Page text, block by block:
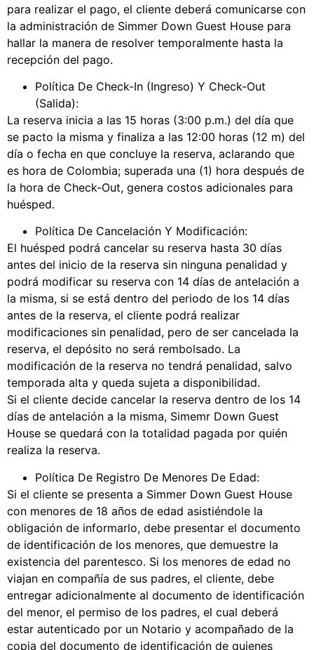
para realizar el pago, el cliente deberá comunicarse con
la administración de Simmer Down Guest House para
hallar la manera de resolver temporalmente hasta la
recepción del pago.
Política De Check-In (Ingreso) Y Check-Out
(Salida):
La reserva inicia a las 15 horas (3:00 p.m.) del día que
se pacto la misma y finaliza a las 12:00 horas (12 m) del
día o fecha en que concluye la reserva, aclarando que
es hora de Colombia; superada una (1) hora después de
la hora de Check-Out, genera costos adicionales para
huésped.
Política De Cancelación Y Modificación:
El huésped podrá cancelar su reserva hasta 30 días
antes del inicio de la reserva sin ninguna penalidad y
podrá modificar su reserva con 14 días de antelación a
la misma, si se está dentro del periodo de los 14 días
antes de la reserva, el cliente podrá realizar
modificaciones sin penalidad, pero de ser cancelada la
reserva, el depósito no será rembolsado. La
modificación de la reserva no tendrá penalidad, salvo
temporada alta y queda sujeta a disponibilidad.
Si el cliente decide cancelar la reserva dentro de los 14
días de antelación a la misma, Simemr Down Guest
House se quedará con la totalidad pagada por quién
realiza la reserva.
Política De Registro De Menores De Edad:
Si el cliente se presenta a Simmer Down Guest House
con menores de 18 años de edad asistiéndole la
obligación de informarlo, debe presentar el documento
de identificación de los menores, que demuestre la
existencia del parentesco. Si los menores de edad no
viajan en compañía de sus padres, el cliente, debe
entregar adicionalmente al documento de identificación
del menor, el permiso de los padres, el cual deberá
estar autenticado por un Notario y acompañado de la
copia del documento de identificación de quienes